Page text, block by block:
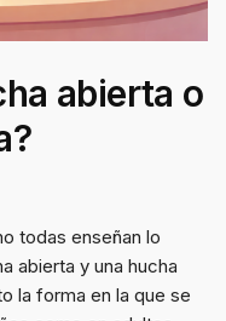
abierta o
todas enseñan lo
abierta y una hucha
la forma en la que se